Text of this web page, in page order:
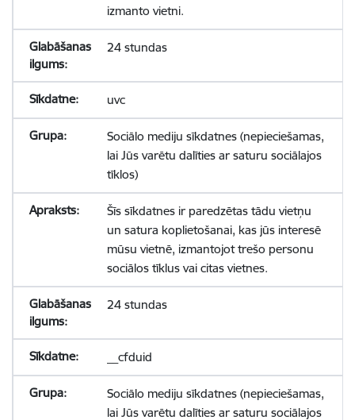
izmanto vietni.
24 stundas
uvc
Sociālo mediju sīkdatnes (nepieciešamas,
lai Jūs varētu dalīties ar saturu sociālajos
tīklos)
Šīs sīkdatnes ir paredzētas tādu vietņu
un satura koplietošanai, kas jūs interesē
mūsu vietnē, izmantojot trešo personu
sociālos tīklus vai citas vietnes.
24 stundas
__cfduid
Sociālo mediju sīkdatnes (nepieciešamas,
lai Jūs varētu dalīties ar saturu sociālajos